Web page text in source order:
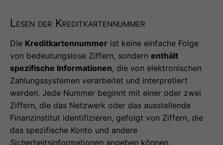
Lesen der Kreditkartennummer
Die Kreditkartennummer ist keine einfache Folge
von bedeutungslose Ziffern, sondern enthält
spezifische Informationen, die von elektronischen
Zahlungssystemen verarbeitet und interpretiert
werden. Jede Nummer beginnt mit einer oder zwei
Ziffern, die das Netzwerk oder das ausstellende
Finanzinstitut identifizieren, gefolgt von Ziffern, die
das spezifische Konto und andere
Sicherheitsinformationen angeben können.